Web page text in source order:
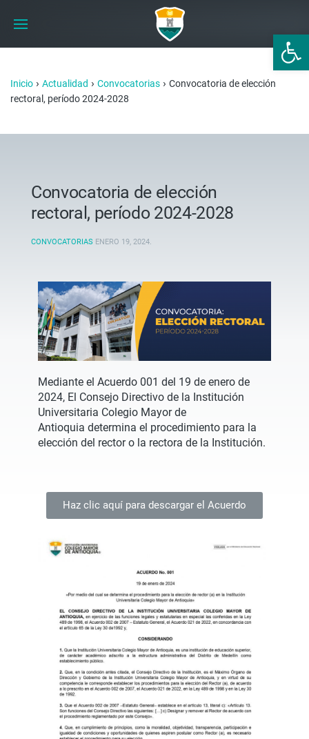
Abrir
Inicio › Actualidad › Convocatorias › Convocatoria de elección
rectoral, período 2024-2028
Convocatoria de elección
rectoral, período 2024-2028
CONVOCATORIAS ENERO 19, 2024.
Mediante el Acuerdo 001 del 19 de enero de
2024, El Consejo Directivo de la Institución
Universitaria Colegio Mayor de
Antioquia determina el procedimiento para la
elección del rector o la rectora de la Institución.
Haz clic aquí para descargar el Acuerdo